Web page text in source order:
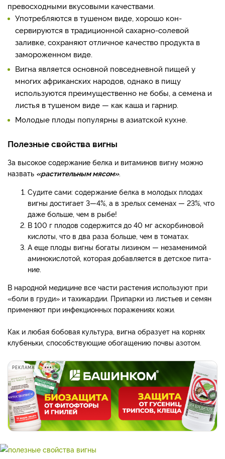
превосходными вкусовыми качествами.
Употребляются в тушеном виде, хорошо кон­
сервируются в традиционной сахарно-солевой
заливке, со­храняют отличное качество продукта в
замороженном виде.
Вигна является основ­ной повседневной пищей у
многих африканских народов, однако в пищу
используются преимущественно не бобы, а семена и
листья в тушеном виде — как каша и гарнир.
Молодые плоды популярны в азиатской кухне.
Полезные свойства вигны
За высокое содержание белка и витаминов вигну мож­но
назвать «растительным мясом».
Судите сами: содер­жание белка в молодых пло­дах
вигны достигает 3—4%, а в зрелых семенах — 23%, что
даже больше, чем в рыбе!
В 100 г плодов содержится до 40 мг аскорбиновой
кислоты, что в два раза больше, чем в томатах.
А еще плоды вигны богаты лизином — незамени­мой
аминокислотой, которая добавляется в детское пита­
ние.
В народной медицине все части растения используют при
«боли в груди» и тахикар­дии. Припарки из листьев и семян
применяют при инфек­ционных поражениях кожи.
Как и любая бобовая культу­ра, вигна образует на корнях
клубеньки, способствующие обогащению почвы азотом.
РЕКЛАМА